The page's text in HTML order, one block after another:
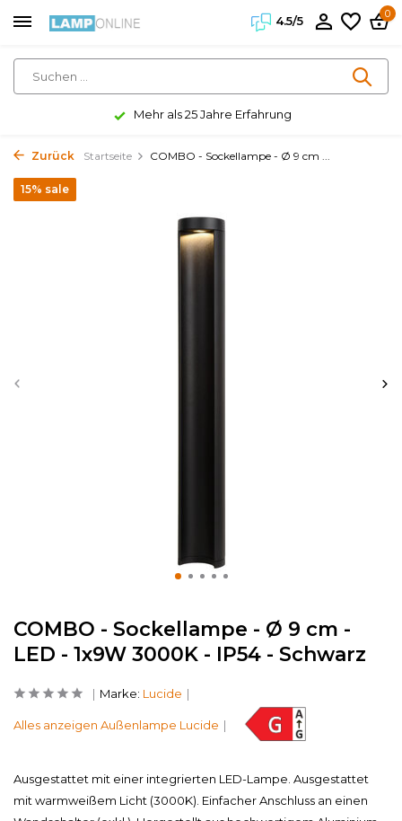
4.5/5
0
Mehr als 25 Jahre Erfahrung
Zurück Startseite COMBO - Sockellampe - Ø 9 cm ...
COMBO - Sockellampe - Ø 9 cm -
LED - 1x9W 3000K - IP54 - Schwarz
15% sale
Marke: Lucide
Alles anzeigen Außenlampe Lucide
Ausgestattet mit einer integrierten LED-Lampe. Ausgestattet
mit warmweißem Licht (3000K). Einfacher Anschluss an einen